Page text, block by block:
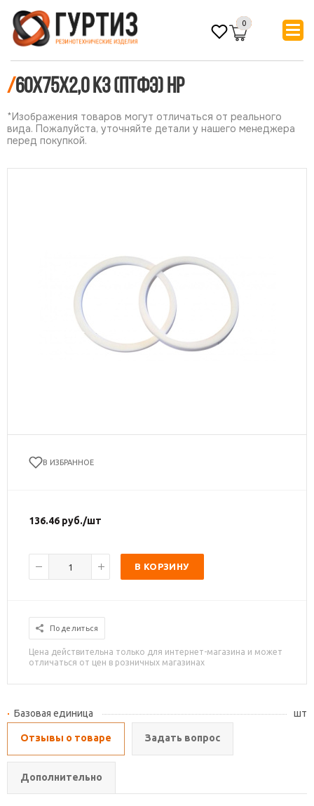
0
/60х75х2,0 КЗ (ПТФЭ) НР
*Изображения товаров могут отличаться от реального
вида. Пожалуйста, уточняйте детали у нашего менеджера
перед покупкой.
В ИЗБРАННОЕ
136.46 руб./шт
В КОРЗИНУ
Поделиться
Цена действительна только для интернет-магазина и может
отличаться от цен в розничных магазинах
Базовая единица шт
Отзывы о товаре Задать вопрос
Дополнительно